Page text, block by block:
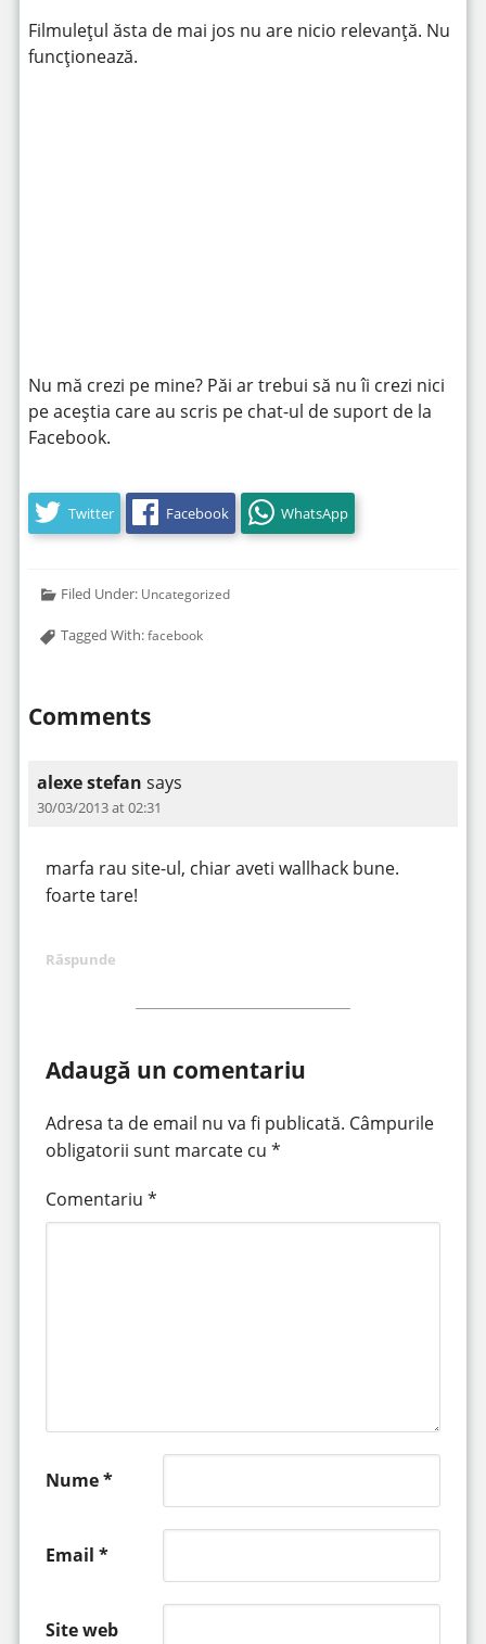
Filmulețul ăsta de mai jos nu are nicio relevanță. Nu
funcționează.
Nu mă crezi pe mine? Păi ar trebui să nu îi crezi nici
pe aceștia care au scris pe chat-ul de suport de la
Facebook.
Twitter Facebook WhatsApp
Filed Under: Uncategorized
Tagged With:facebook
Comments
alexe stefan says
30/03/2013 at 02:31
marfa rau site-ul, chiar aveti wallhack bune.
foarte tare!
Răspunde
Adaugă un comentariu
Adresa ta de email nu va fi publicată. Câmpurile
obligatorii sunt marcate cu *
Comentariu *
Nume*
Email *
Site web